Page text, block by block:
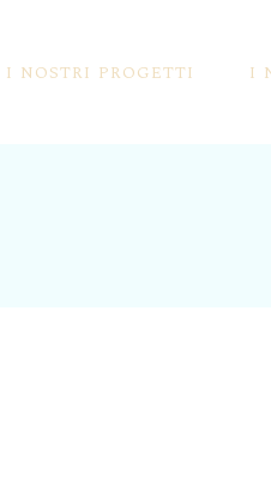
I NOSTRI PROGETTI I